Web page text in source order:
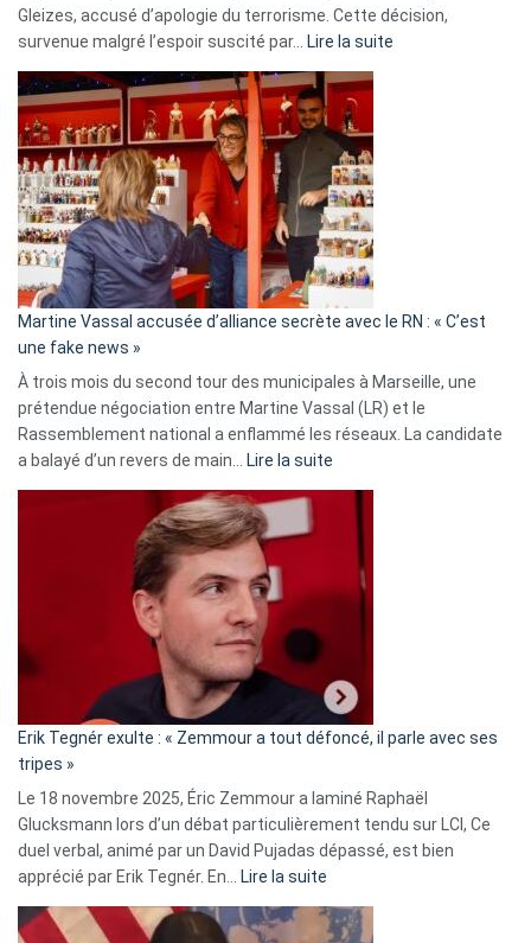
Gleizes, accusé d’apologie du terrorisme. Cette décision,
survenue malgré l’espoir suscité par…
Lire la suite
Algérie
Martine Vassal accusée d’alliance secrète avec le RN : « C’est
une fake news »
À trois mois du second tour des municipales à Marseille, une
prétendue négociation entre Martine Vassal (LR) et le
Rassemblement national a enflammé les réseaux. La candidate
a balayé d’un revers de main…
Lire la suite
d’alliance
secrète
«
C’est
fake
news
»
Erik Tegnér exulte : « Zemmour a tout défoncé, il parle avec ses
tripes »
Le 18 novembre 2025, Éric Zemmour a laminé Raphaël
Glucksmann lors d’un débat particulièrement tendu sur LCI, Ce
duel verbal, animé par un David Pujadas dépassé, est bien
apprécié par Erik Tegnér. En…
Lire la suite
Tegnér